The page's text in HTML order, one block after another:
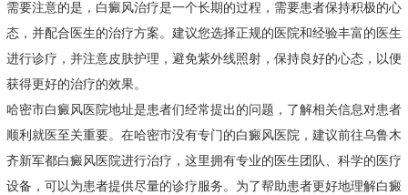
需要注意的是，白癜风治疗是一个长期的过程，需要患者保持积极的心
态，并配合医生的治疗方案。建议您选择正规的医院和经验丰富的医生
进行诊疗，并注意皮肤护理，避免紫外线照射，保持良好的心态，以便
获得更好的治疗的效果。
哈密市白癜风医院地址是患者们经常提出的问题，了解相关信息对患者
顺利就医至关重要。在哈密市没有专门的白癜风医院，建议前往乌鲁木
齐新军都白癜风医院进行治疗，这里拥有专业的医生团队、科学的医疗
设备，可以为患者提供尽量的诊疗服务。为了帮助患者更好地理解白癜